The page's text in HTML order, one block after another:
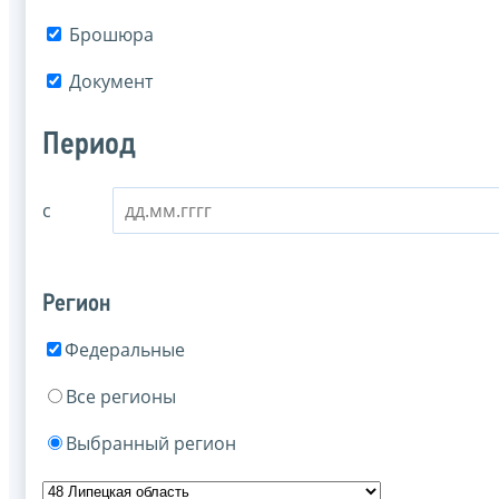
Брошюра
Документ
Период
с
Регион
Федеральные
Все регионы
Выбранный регион